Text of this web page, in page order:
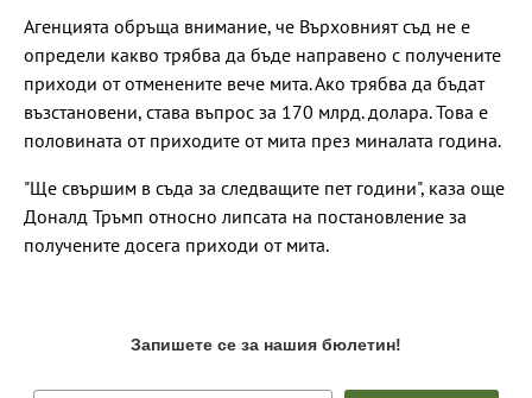
Агенцията обръща внимание, че Върховният съд не е
определи какво трябва да бъде направено с получените
приходи от отменените вече мита. Ако трябва да бъдат
възстановени, става въпрос за 170 млрд. долара. Това е
половината от приходите от мита през миналата година.
"Ще свършим в съда за следващите пет години", каза още
Доналд Тръмп относно липсата на постановление за
получените досега приходи от мита.